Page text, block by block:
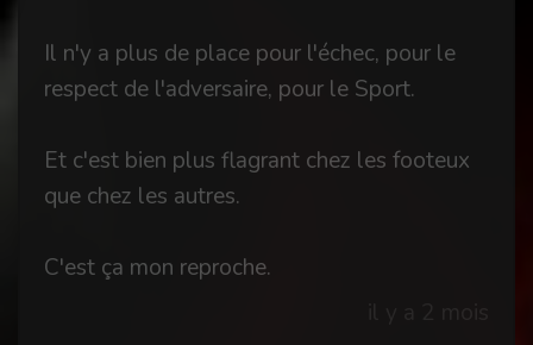
Il n'y a plus de place pour l'échec, pour le
respect de l'adversaire, pour le Sport.
Et c'est bien plus flagrant chez les footeux
que chez les autres.
C'est ça mon reproche.